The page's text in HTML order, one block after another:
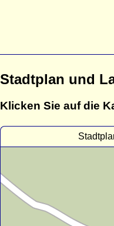
Stadtplan und
Klicken Sie auf die